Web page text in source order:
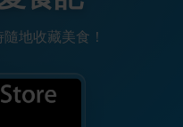
地收藏美食！